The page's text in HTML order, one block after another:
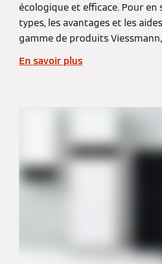
écologique et efficace. Pour en
types, les avantages et les
gamme de produits
En savoir plus